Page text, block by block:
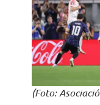
(Foto: